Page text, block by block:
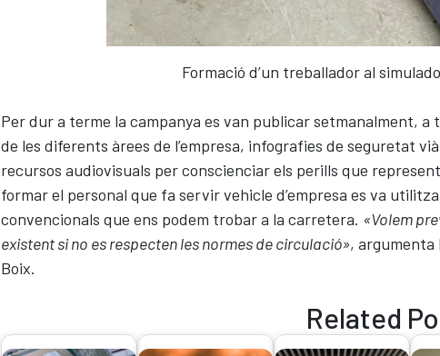
Formació d’un treballador al
Per dur a terme la campanya es van publicar setmanalment,
de les diferents àrees de l’empresa, infografies de seguretat
recursos audiovisuals per conscienciar els perills que
formar el personal que fa servir vehicle d’empresa es va
convencionals que ens podem trobar a la carretera. «Volem
existent si no es respecten les normes de circulació», argumenta
Boix.
Related